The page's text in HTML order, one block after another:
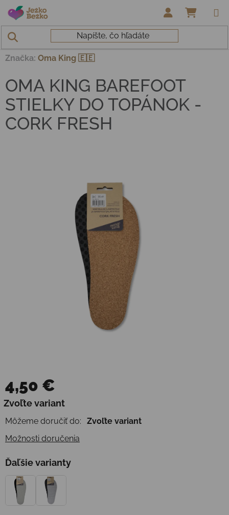
Prejsť na obsah
Domov Hračky a doplnky /OMA KING BAREFOOT STIELKY DO
4,50 €
Jednotková cena:
Zvoľte variant
Môžeme doručiť do:
Zvoľte variant
Možnosti doručenia
Ďaľšie varianty
OMA KING BAREFOOT
STIELKY DO TOPÁNOK -
CORK FRESH
Značka: Oma King 🇪🇪